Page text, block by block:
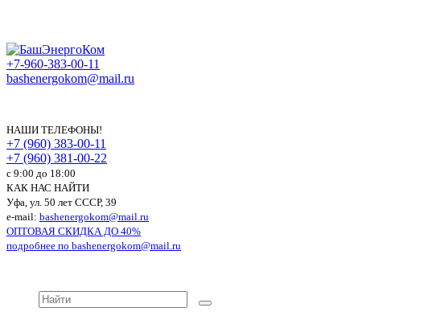
+7-960-383-00-11
bashenergokom@mail.ru
НАШИ ТЕЛЕФОНЫ!
+7 (960) 383-00-11
+7 (960) 381-00-22
c 9:00 до 18:00
КАК НАС НАЙТИ
Уфа, ул. 50 лет СССР, 39
e-mail: bashenergokom@mail.ru
ОПТОВАЯ СКИДКА ДО 40%
подробнее по bashenergokom@mail.ru